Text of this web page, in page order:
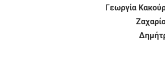
Γεωργία